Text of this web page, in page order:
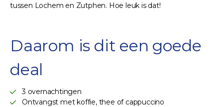
tussen Lochem en Zutphen. Hoe leuk is dat!
Daarom is dit een goede
deal
3 overnachtingen
Ontvangst met koffie, thee of cappuccino